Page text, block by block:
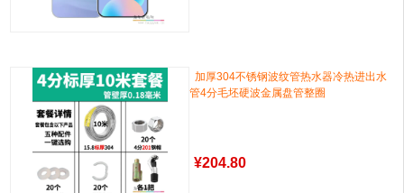
加厚304不锈钢波纹管热水器冷热进出水
管4分毛坯硬波金属盘管整圈
¥204.80